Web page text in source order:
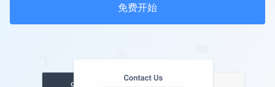
免费开始